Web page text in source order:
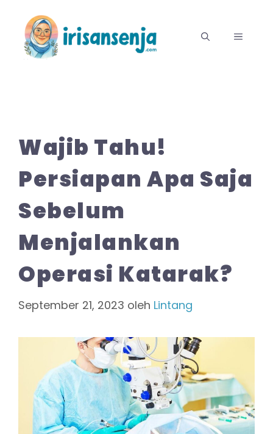
MENU
Wajib Tahu!
Persiapan Apa Saja
Sebelum
Menjalankan
Operasi Katarak?
September 21, 2023 oleh Lintang